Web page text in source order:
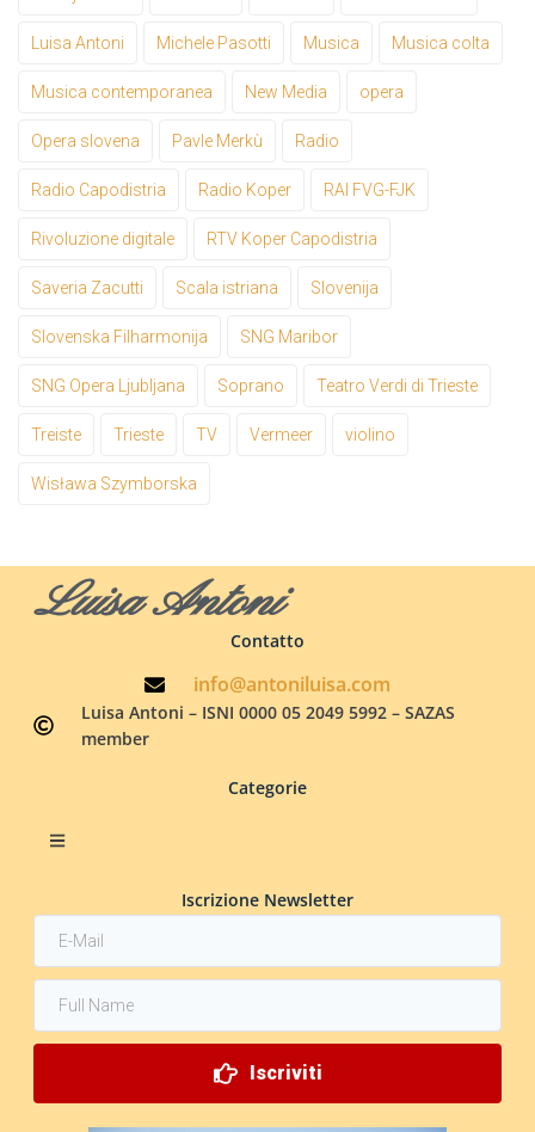
Luisa Antoni Michele Pasotti Musica Musica colta
Musica contemporanea New Media opera
Opera slovena Pavle Merkù Radio
Radio Capodistria Radio Koper RAI FVG-FJK
Rivoluzione digitale RTV Koper Capodistria
Saveria Zacutti Scala istriana Slovenija
Slovenska Filharmonija SNG Maribor
SNG Opera Ljubljana Soprano Teatro Verdi di Trieste
Treiste Trieste TV Vermeer violino
Wisława Szymborska
Luisa Antoni
Contatto
info@antoniluisa.com
Luisa Antoni – ISNI 0000 05 2049 5992 – SAZAS
member
Categorie
Iscrizione Newsletter
Iscriviti